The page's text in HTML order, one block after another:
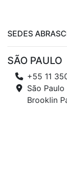
SEDES
SÃO PAULO
+55 11
São
Brooklin